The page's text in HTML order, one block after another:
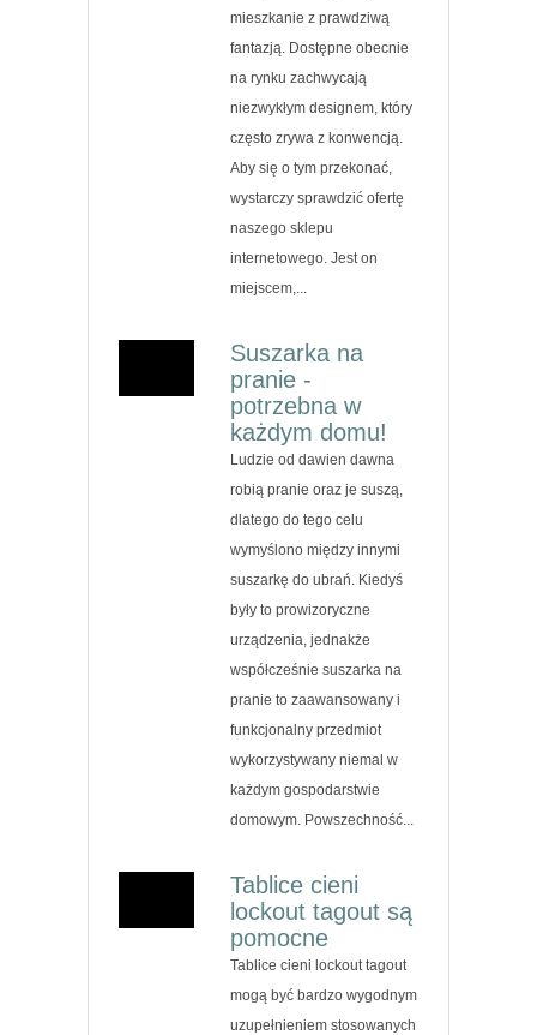
mieszkanie z prawdziwą
fantazją. Dostępne obecnie
na rynku zachwycają
niezwykłym designem, który
często zrywa z konwencją.
Aby się o tym przekonać,
wystarczy sprawdzić ofertę
naszego sklepu
internetowego. Jest on
miejscem,...
Suszarka na
pranie -
potrzebna w
każdym domu!
Ludzie od dawien dawna
robią pranie oraz je suszą,
dlatego do tego celu
wymyślono między innymi
suszarkę do ubrań. Kiedyś
były to prowizoryczne
urządzenia, jednakże
współcześnie suszarka na
pranie to zaawansowany i
funkcjonalny przedmiot
wykorzystywany niemal w
każdym gospodarstwie
domowym. Powszechność...
Tablice cieni
lockout tagout są
pomocne
Tablice cieni lockout tagout
mogą być bardzo wygodnym
uzupełnieniem stosowanych